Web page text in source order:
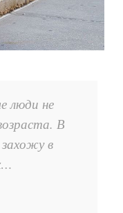
люди не
В
захожу в